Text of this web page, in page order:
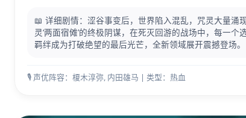
📖 详细剧情：涩谷事变后，世界陷入混乱，咒灵大量涌
灵‘两面宿傩’的终极阴谋，在死灭回游的战场中，每一
羁绊成为打破绝望的最后光芒，全新领域展开震撼登场。
🎙️ 声优阵容：榎木淳弥, 内田雄马 | 类型：热血